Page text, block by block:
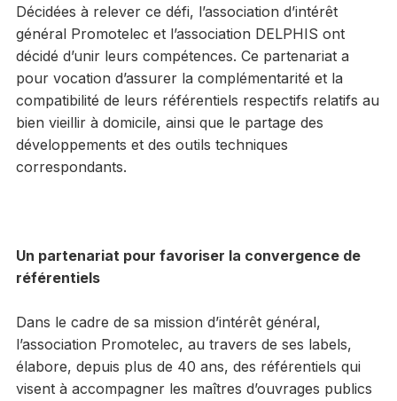
Décidées à relever ce défi, l’association d’intérêt
général Promotelec et l’association DELPHIS ont
décidé d’unir leurs compétences. Ce partenariat a
pour vocation d’assurer la complémentarité et la
compatibilité de leurs référentiels respectifs relatifs au
bien vieillir à domicile, ainsi que le partage des
développements et des outils techniques
correspondants.
Un partenariat pour favoriser la convergence de
référentiels
Dans le cadre de sa mission d’intérêt général,
l’association Promotelec, au travers de ses labels,
élabore, depuis plus de 40 ans, des référentiels qui
visent à accompagner les maîtres d’ouvrages publics